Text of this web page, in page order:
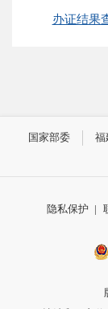
办证结果
国家部委 福
隐私保护 |